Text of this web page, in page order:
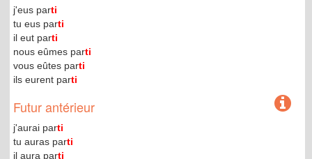
j'eus parti
tu eus parti
il eut parti
nous eûmes parti
vous eûtes parti
ils eurent parti
Futur antérieur
j'aurai parti
tu auras parti
il aura parti